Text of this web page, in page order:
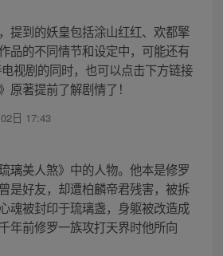
提到的妖皇包括涂山红红、欢都擎
品的不同情节和设定中，可能还有
视剧的同时，也可以点击下方链接
原著提前了解剧情了！
日 17:43
璃美人煞》中的人物。他本是修罗
是好友，却遭柏麟帝君残害，被拆
魂被封印于琉璃盏，身躯被改造成
年前修罗一族攻打天界时他所向